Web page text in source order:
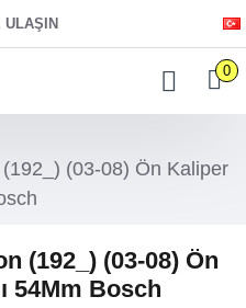
ULAŞIN
0
(192_) (03-08) Ön Kaliper
(192_) (03-08) Ön
54Mm Bosch